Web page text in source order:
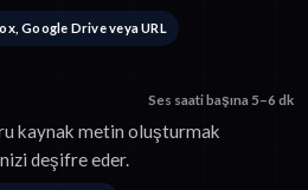
Google Drive veya URL
Ses saati başına 5–6 dk
kaynak metin oluşturmak
deşifre eder.